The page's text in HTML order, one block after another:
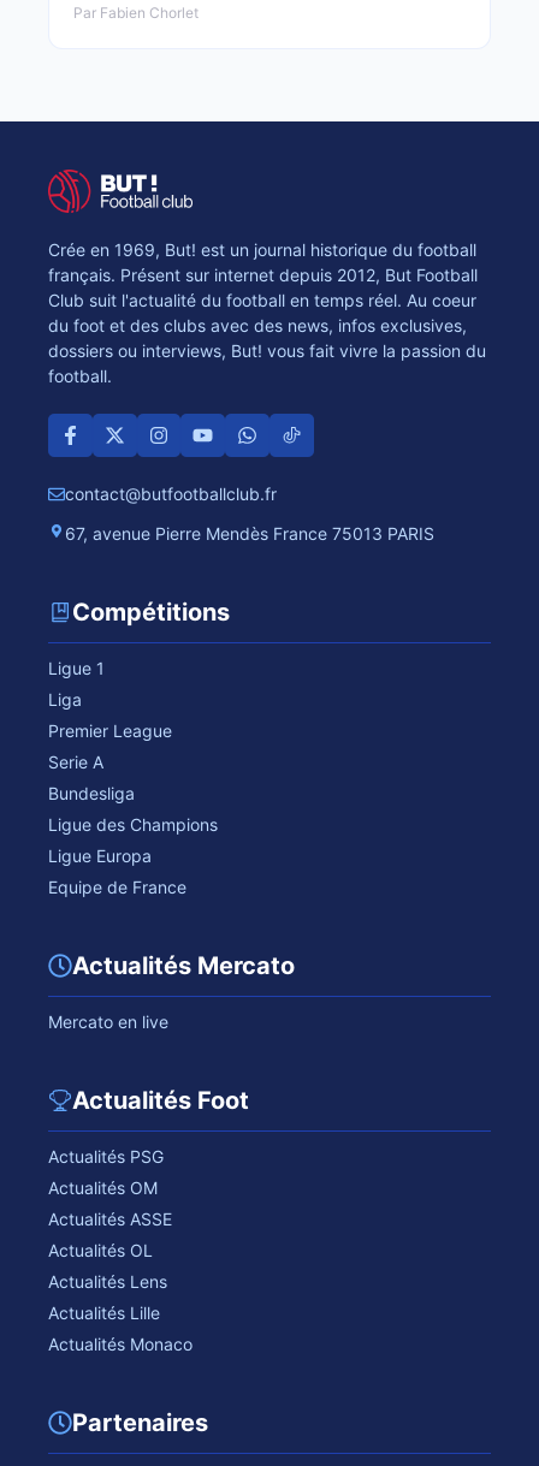
Par Fabien Chorlet
Crée en 1969, But! est un journal historique du football
français. Présent sur internet depuis 2012, But Football
Club suit l'actualité du football en temps réel. Au coeur
du foot et des clubs avec des news, infos exclusives,
dossiers ou interviews, But! vous fait vivre la passion du
football.
contact@butfootballclub.fr
67, avenue Pierre Mendès France 75013 PARIS
Compétitions
Ligue 1
Liga
Premier League
Serie A
Bundesliga
Ligue des Champions
Ligue Europa
Equipe de France
Actualités Mercato
Mercato en live
Actualités Foot
Actualités PSG
Actualités OM
Actualités ASSE
Actualités OL
Actualités Lens
Actualités Lille
Actualités Monaco
Partenaires